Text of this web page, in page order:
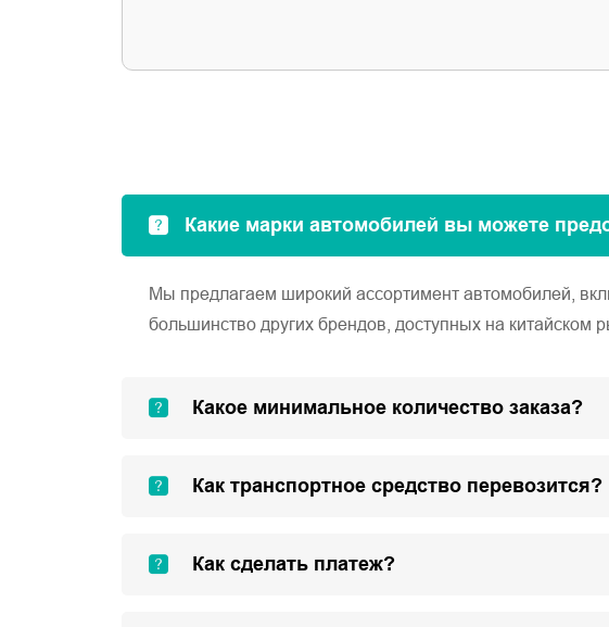
Какие марки автомобилей вы можете
Мы предлагаем широкий ассортимент автомобилей,
большинство других брендов, доступных на китайском
Какое минимальное количество заказа?
Как транспортное средство перевозится?
Как сделать платеж?